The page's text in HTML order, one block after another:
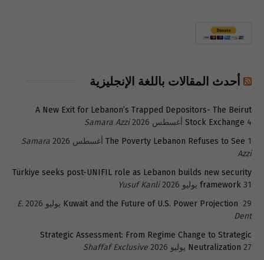
أحدث المقالات باللغة الإنجليزية
A New Exit for Lebanon’s Trapped Depositors- The Beirut
Stock Exchange 4 أغسطس 2026
Samara Azzi
The Poverty Lebanon Refuses to See 1 أغسطس 2026
Samara
Azzi
Türkiye seeks post-UNIFIL role as Lebanon builds new security
framework 31 يوليو 2026
Yusuf Kanli
Kuwait and the Future of U.S. Power Projection 29 يوليو 2026
E.
Dent
Strategic Assessment: From Regime Change to Strategic
Neutralization 27 يوليو 2026 Shaffaf Exclusive